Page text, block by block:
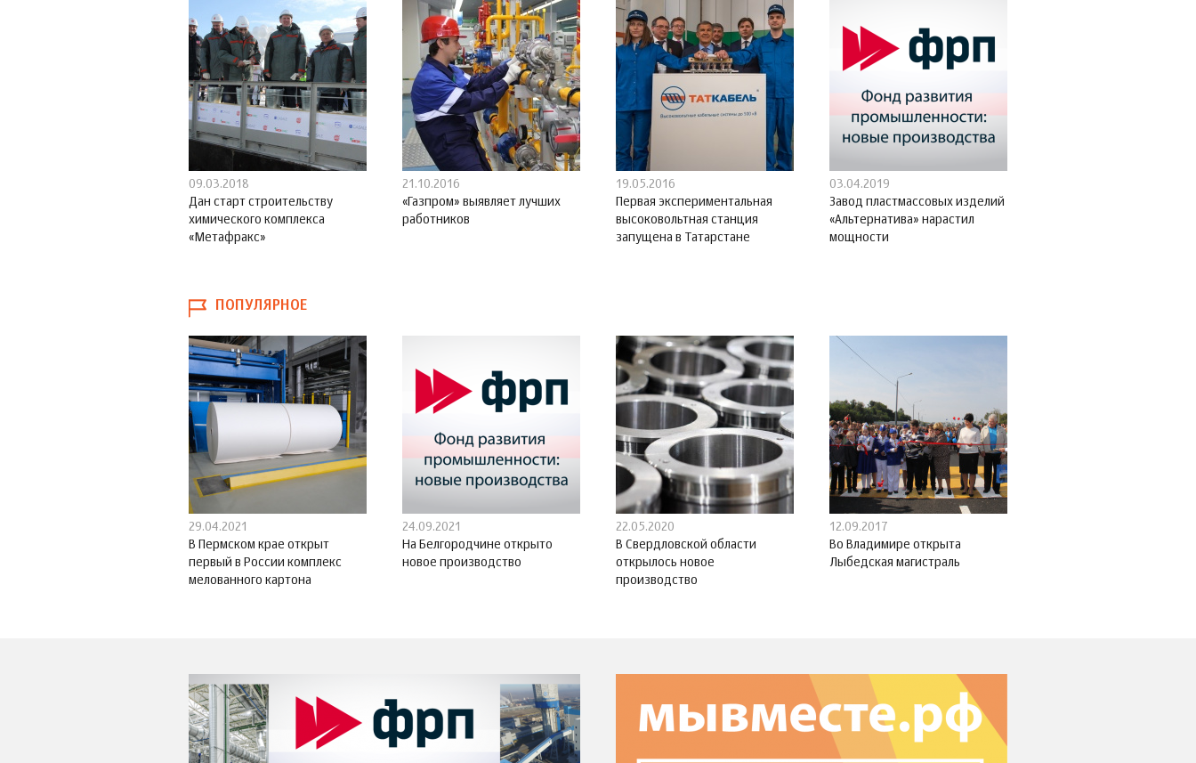
09.03.2018
Дан старт строительству
химического комплекса
«Метафракс»
21.10.2016
«Газпром» выявляет лучших
работников
19.05.2016
Первая экспериментальная
высоковольтная станция
запущена в Татарстане
03.04.2019
Завод пластмассовых изделий
«Альтернатива» нарастил
мощности
ПОПУЛЯРНОЕ
29.04.2021
В Пермском крае открыт
первый в России комплекс
мелованного картона
24.09.2021
На Белгородчине открыто
новое производство
22.05.2020
В Свердловской области
открылось новое
производство
12.09.2017
Во Владимире открыта
Лыбедская магистраль